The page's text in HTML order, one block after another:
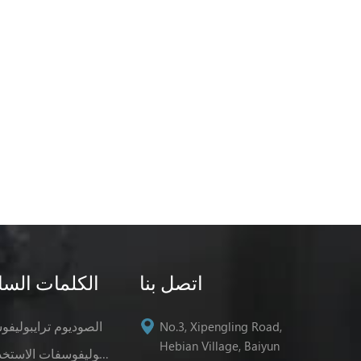
الكلمات
الصوديوم
صوديوم ترايبوليفوسفات الاستخدامات
اتصل بنا
No.3, Xipengling Road,
Hebian Village, Baiyun